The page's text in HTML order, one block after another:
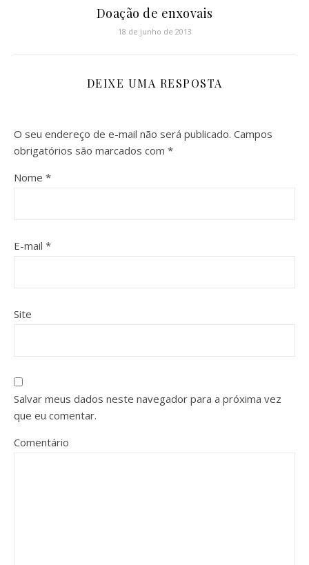
Doação de enxovais
18 de junho de 2013
DEIXE UMA RESPOSTA
O seu endereço de e-mail não será publicado. Campos
obrigatórios são marcados com *
Nome *
E-mail *
Site
Salvar meus dados neste navegador para a próxima vez
que eu comentar.
Comentário